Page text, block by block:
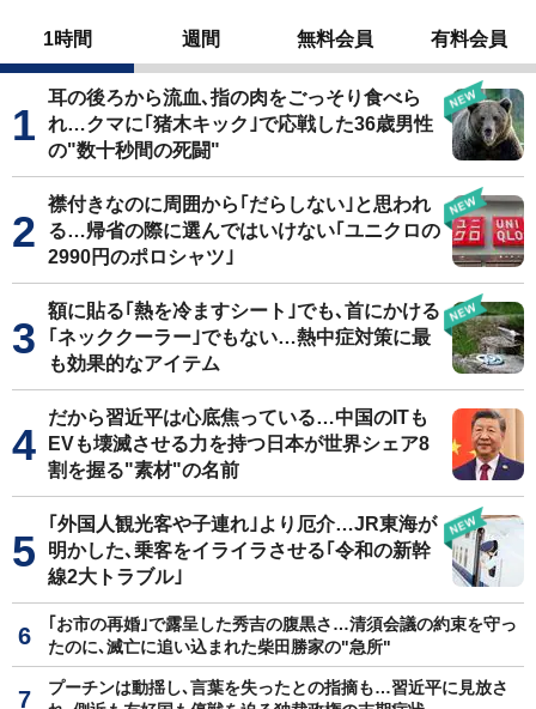
1時間 週間 無料会員 有料会員
耳の後ろから流血､指の肉をごっそり食べら
れ…クマに｢猪木キック｣で応戦した36歳男性
の"数十秒間の死闘"
襟付きなのに周囲から｢だらしない｣と思われ
る…帰省の際に選んではいけない｢ユニクロの
2990円のポロシャツ｣
額に貼る｢熱を冷ますシート｣でも､首にかける
｢ネッククーラー｣でもない…熱中症対策に最
も効果的なアイテム
だから習近平は心底焦っている…中国のITも
EVも壊滅させる力を持つ日本が世界シェア8
割を握る"素材"の名前
｢外国人観光客や子連れ｣より厄介…JR東海が
明かした､乗客をイライラさせる｢令和の新幹
線2大トラブル｣
｢お市の再婚｣で露呈した秀吉の腹黒さ…清須会議の約束を守っ
たのに､滅亡に追い込まれた柴田勝家の"急所"
プーチンは動揺し､言葉を失ったとの指摘も…習近平に見放さ